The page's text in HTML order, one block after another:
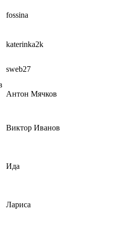
fossina
katerinka2k
sweb27
Антон Мячков
Виктор Иванов
Ида
Лариса